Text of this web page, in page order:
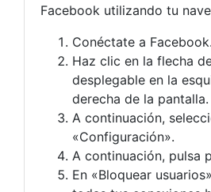
Facebook utilizando tu
Conéctate a Facebook.
Haz clic en la flecha
desplegable en la
derecha de la pantalla.
A continuación,
«Configuración».
A continuación, pulsa
En «Bloquear